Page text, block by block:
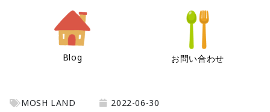
Blog お問い合わせ
MOSH LAND 2022-06-30